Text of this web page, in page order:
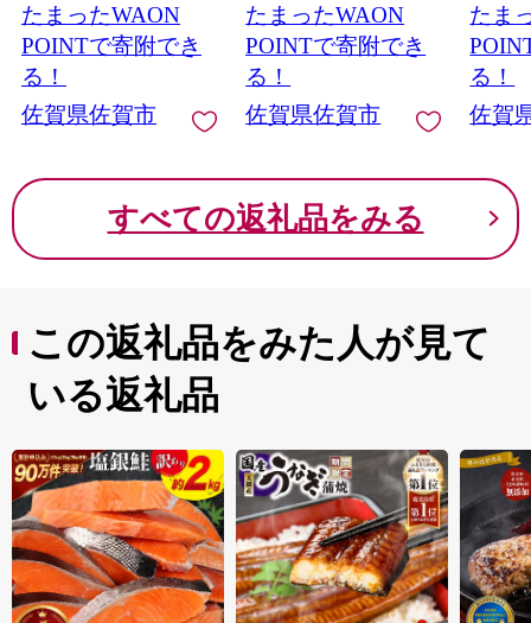
たまったWAON
POINTで寄附でき
る！
佐賀県佐賀市
たまったWAON
POINTで寄附でき
る！
佐賀県佐賀市
たま
る！
佐賀
すべての返礼品をみる
この返礼品をみた人が見て
いる返礼品